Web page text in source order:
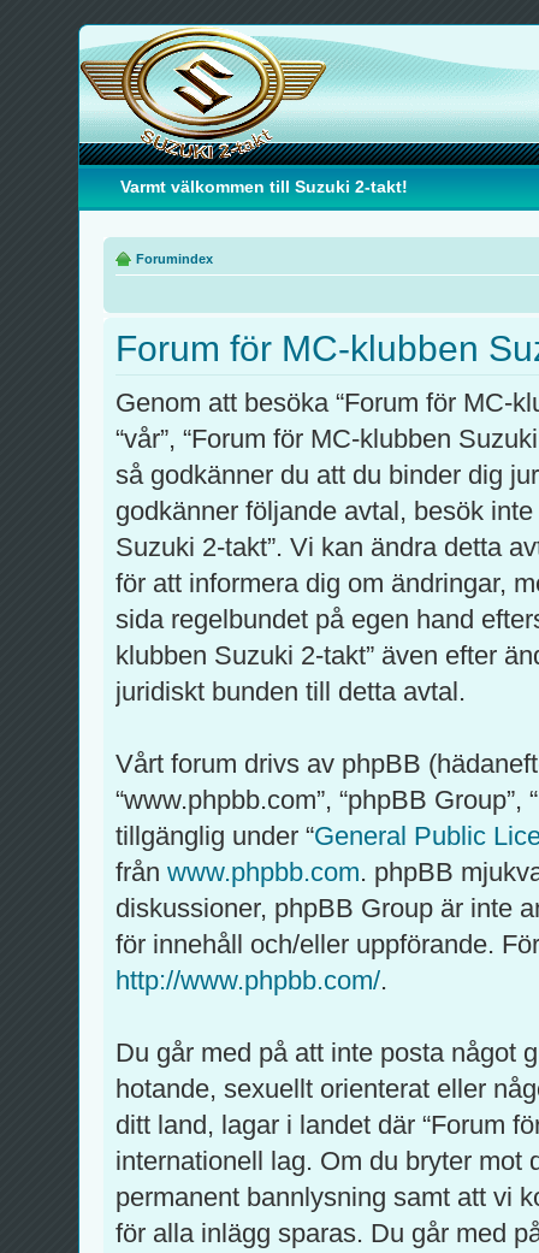
Varmt välkommen till Suzuki 2-takt!
Forumindex
Forum för MC-klubben
Genom att besöka “Forum för MC-
“vår”, “Forum för MC-klubben
så godkänner du att du binder dig
godkänner följande avtal, besök
Suzuki 2-takt”. Vi kan ändra detta
för att informera dig om ändringar,
sida regelbundet på egen hand
klubben Suzuki 2-takt” även efter
juridiskt bunden till detta avtal.
Vårt forum drivs av phpBB
“www.phpbb.com”, “phpBB
tillgänglig under “General Public
från www.phpbb.com. phpBB
diskussioner, phpBB Group är inte
för innehåll och/eller uppförande.
http://www.phpbb.com/.
Du går med på att inte posta något
hotande, sexuellt orienterat eller
ditt land, lagar i landet där “Forum
internationell lag. Om du bryter mot
permanent bannlysning samt att vi
för alla inlägg sparas. Du går med